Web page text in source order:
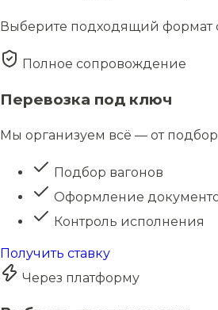
Выберите подходящий формат
Полное сопровождение
Перевозка под ключ
Мы организуем всё — от
Подбор вагонов
Оформление
Контроль исполнения
Получить ставку
Через платформу